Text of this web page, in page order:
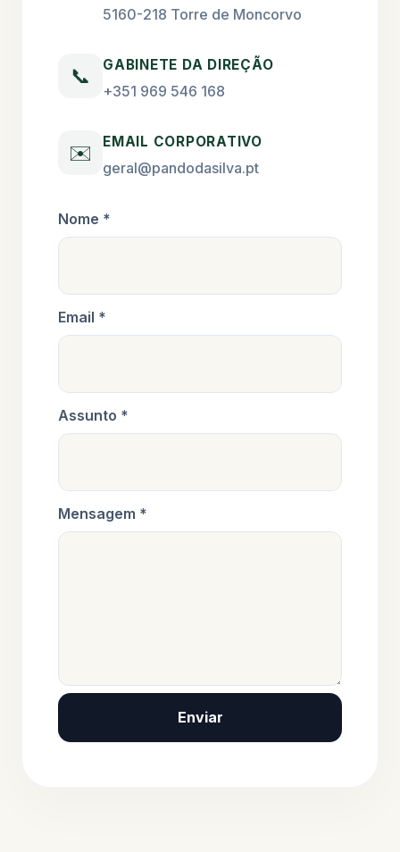
5160-218 Torre de Moncorvo
📞 GABINETE DA DIREÇÃO
+351 969 546 168
✉️ EMAIL CORPORATIVO
geral@pandodasilva.pt
Nome *
Email *
Assunto *
Mensagem *
Enviar